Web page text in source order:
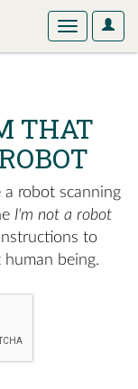
User
Toggle
THAT
robot scanning
I'm not a robot
to
being.